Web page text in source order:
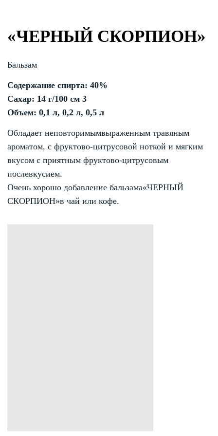
«ЧЕРНЫЙ СКОРПИОН»
Бальзам
Содержание спирта: 40%
Сахар: 14 г/100 см 3
Объем: 0,1 л, 0,2 л, 0,5 л
Обладает неповторимымвыраженным травяным
ароматом, с фруктово-цитрусовой ноткой и мягким
вкусом с приятным фруктово-цитрусовым
послевкусием.
Очень хорошо добавление бальзама«ЧЕРНЫЙ
СКОРПИОН»в чай или кофе.